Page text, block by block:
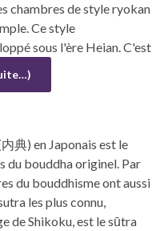
chambres de styleryokan
Ce style
sous l'ère Heian. C'est
典) en Japonais est le
du bouddha originel. Par
du bouddhisme ont aussi
les plus connu,
deShikoku,est le sūtra